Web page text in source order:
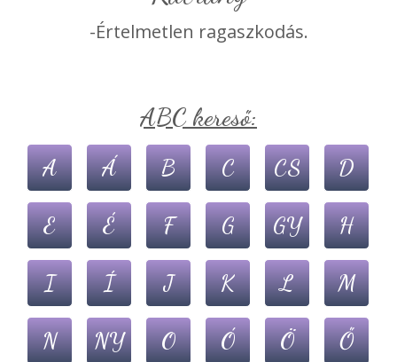
-Értelmetlen ragaszkodás.
ABC kereső:
A Á B C CS D
E É F G GY H
I Í J K L M
N NY O Ó Ö Ő